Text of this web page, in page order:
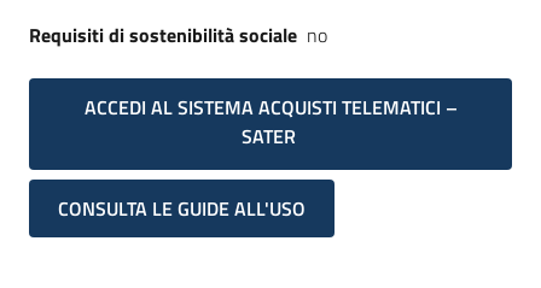
Requisiti di sostenibilità sociale no
ACCEDI AL SISTEMA ACQUISTI TELEMATICI –
SATER
CONSULTA LE GUIDE ALL'USO